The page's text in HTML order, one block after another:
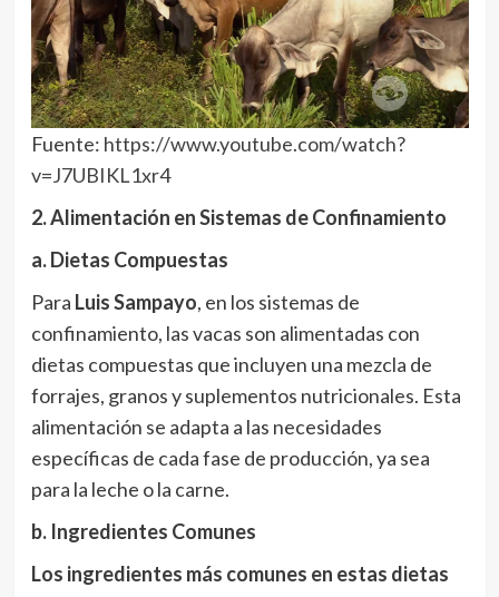
Fuente: https://www.youtube.com/watch?
v=J7UBIKL1xr4
2. Alimentación en Sistemas de Confinamiento
a. Dietas Compuestas
Para Luis Sampayo, en los sistemas de
confinamiento, las vacas son alimentadas con
dietas compuestas que incluyen una mezcla de
forrajes, granos y suplementos nutricionales. Esta
alimentación se adapta a las necesidades
específicas de cada fase de producción, ya sea
para la leche o la carne.
b. Ingredientes Comunes
Los ingredientes más comunes en estas dietas